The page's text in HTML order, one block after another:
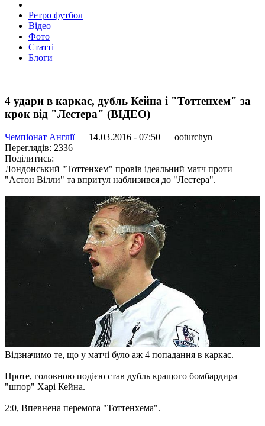
Ретро футбол
Відео
Фото
Статті
Блоги
4 удари в каркас, дубль Кейна і "Тоттенхем" за
крок від "Лестера" (ВІДЕО)
Чемпіонат Англії— 14.03.2016 - 07:50 — ooturchyn
Переглядів: 2336
Поділитись:
Лондонський "Тоттенхем" провів ідеальний матч проти
"Астон Вілли" та впритул наблизився до "Лестера".
Відзначимо те, що у матчі було аж 4 попадання в каркас.
Проте, головною подією став дубль кращого бомбардира
"шпор" Харі Кейна.
2:0, Впевнена перемога "Тоттенхема".